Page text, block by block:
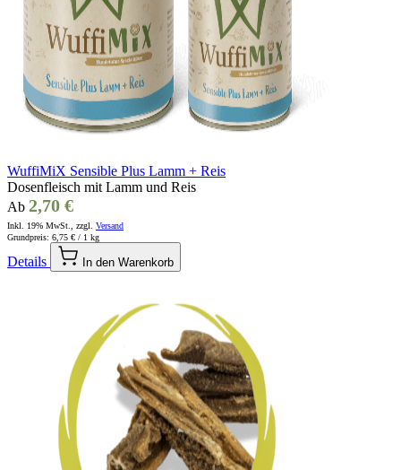
WuffiMiX Sensible Plus Lamm + Reis
Dosenfleisch mit Lamm und Reis
Ab 2,70 €
Inkl. 19% MwSt., zzgl. Versand
Grundpreis: 6,75 € / 1 kg
Details In den Warenkorb